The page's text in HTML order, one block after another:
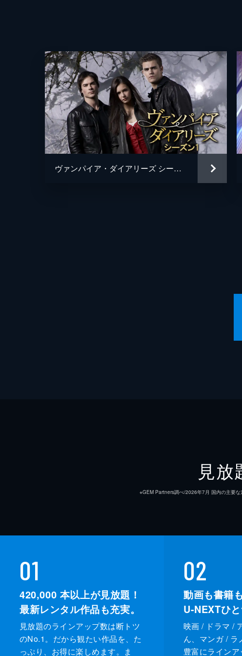
ヴァンパイア・ダイアリーズ シーズン１
見放
※GEM Partners調べ/2026年7⽉ 国内の主要な
01
420,000 本以上が見放題！
最新レンタル作品も充実。
見放題のラインアップ数は断トツ
のNo.1。だから観たい作品を、た
っぷり、お得に楽しめます。ま
02
動画も書籍も
U-NEXTひと
映画 / ドラマ /
ん、マンガ / ラ
豊富にライン